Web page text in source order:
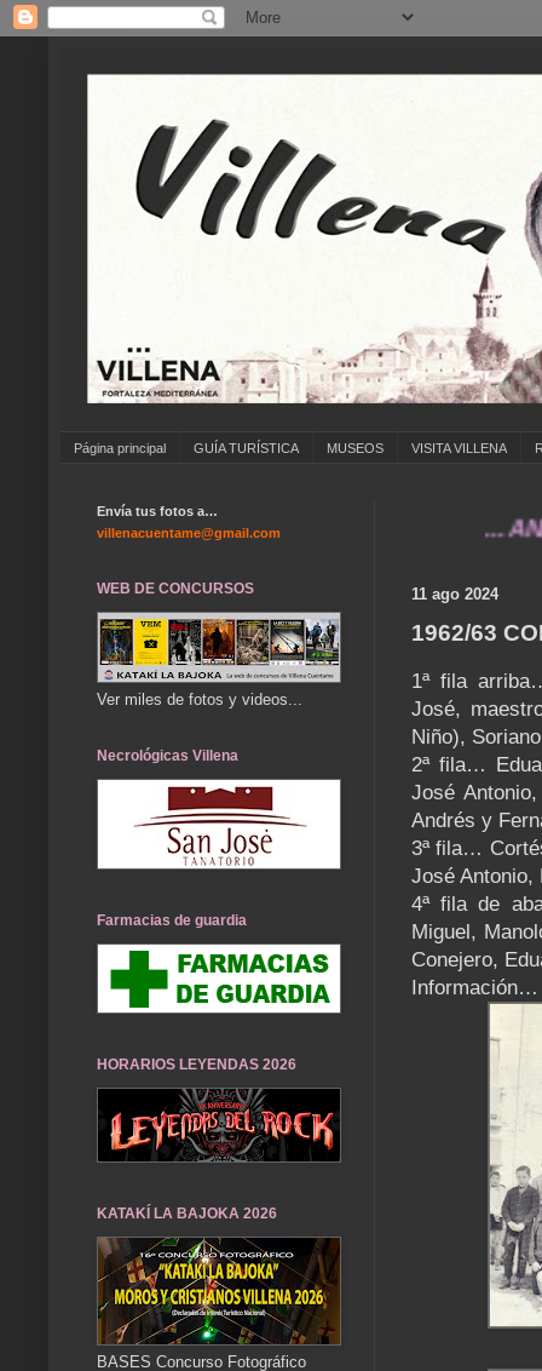
Página principal GUÍA TURÍSTICA MUSEOS VISITA VILLENA
...
11 ago 2024
1962/63
1ª fila
José,
Niño),
2ª fila…
José
Andrés y
3ª fila…
José Antonio,
4ª fila de
Miguel,
Conejero,
Envía tus fotos a…
villenacuentame@gmail.com
WEB DE CONCURSOS
Ver miles de fotos y videos...
Necrológicas Villena
Farmacias de guardia
HORARIOS LEYENDAS 2026
KATAKÍ LA BAJOKA 2026
BASES Concurso Fotográfico